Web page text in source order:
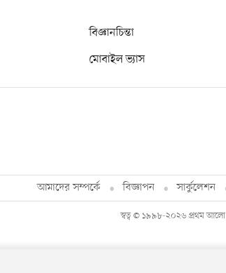
বিজ্ঞানচিন্তা
মোবাইল ভ্যাস
আমাদের সম্পর্কে বিজ্ঞাপন সার্কুলেশন
স্বত্ব © ১৯৯৮-২০২৬ প্রথম আলো